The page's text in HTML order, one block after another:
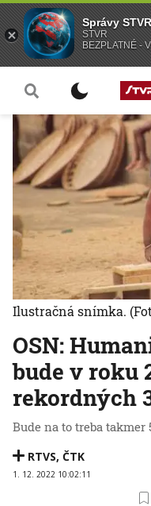
OSN:
bude v roku
rekordných
Bude na to treba
RTVS, ČTK
1. 12. 2022 10:02:11
Ilustračná snímka.
Správy STVR
STVR
BEZPLATNÉ -